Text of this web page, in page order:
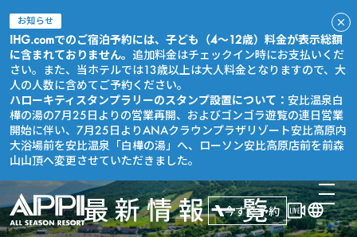
お知らせ
IHG.comでのご宿泊予約には、子ども（4～12歳）料金が表示総額
に含まれておりません。 追加料金はチェックイン時にお支払いくだ
さい。また、当ホテルでは13歳以上は大人料金となりますので、大
人の人数に含めてご予約ください。
ハローキティスタンプラリーのスタンプ設置について： 安比温泉白
樺の湯の7月25日よりの営業再開、およびゴンゴラ遊覧の連日営業
開始に伴い、7月25日よりANAクラウンプラザリゾート安比高原内
大浴場前を安比温泉「白樺の湯」へ、ローソン安比高原店前を前森
山山頂へ変更させていただきました。
今すぐ予約
最新情報一覧